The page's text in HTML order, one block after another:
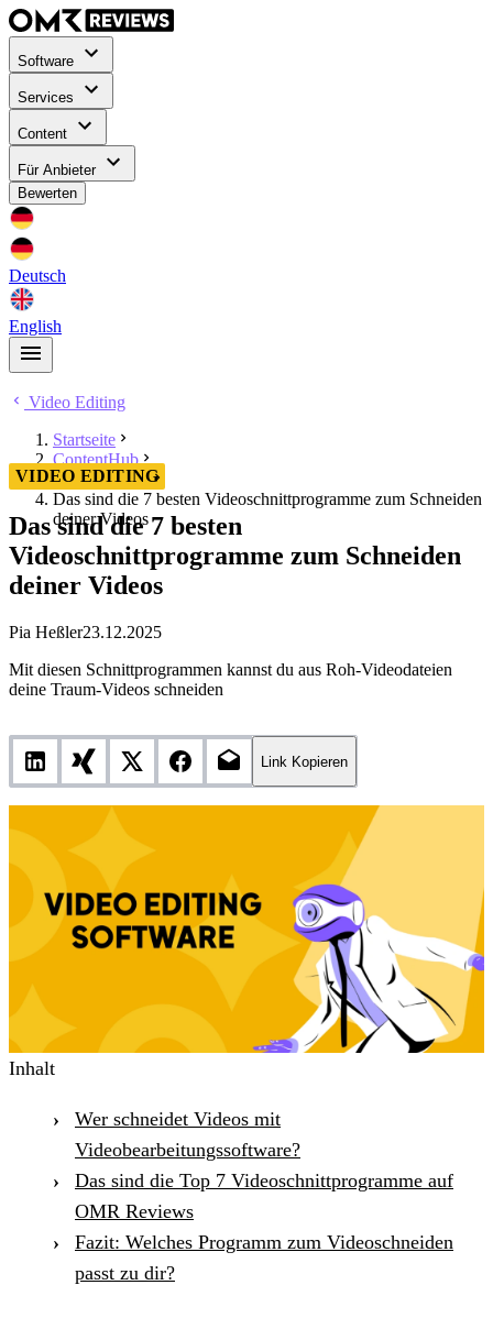
Software
Services
Content
Für Anbieter
Bewerten
Deutsch
English
Video Editing
Startseite
ContentHub
Video Editing
Das sind die 7 besten Videoschnittprogramme zum Schneiden
deiner Videos
VIDEO EDITING
Das sind die 7 besten
Videoschnittprogramme zum Schneiden
deiner Videos
Pia Heßler23.12.2025
Mit diesen Schnittprogrammen kannst du aus Roh-Videodateien
deine Traum-Videos schneiden
Link Kopieren
Inhalt
Wer schneidet Videos mit
Videobearbeitungssoftware?
Das sind die Top 7 Videoschnittprogramme auf
OMR Reviews
Fazit: Welches Programm zum Videoschneiden
passt zu dir?